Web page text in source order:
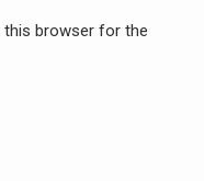
this browser for the